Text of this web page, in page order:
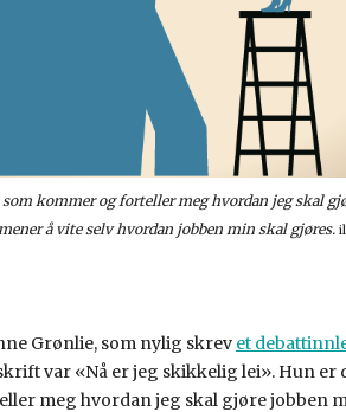
som kommer og forteller meg hvordan jeg skal
å vite selv hvordan jobben min skal gjøres.
Grønlie, som nylig skrev et
var «Nå er jeg skikkelig lei». Hun er
meg hvordan jeg skal gjøre jobben